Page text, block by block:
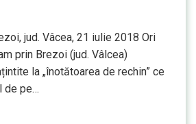
jud. Vâcea, 21 iulie 2018 Ori
prin Brezoi (jud. Vâlcea)
la „înotătoarea de rechin” ce
de pe…